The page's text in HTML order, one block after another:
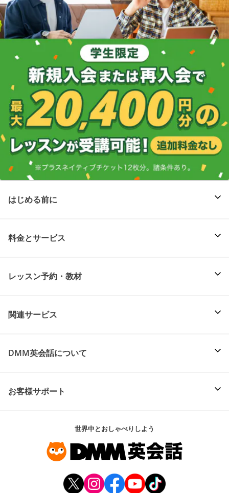
はじめる前に
料金とサービス
レッスン予約・教材
関連サービス
DMM英会話について
お客様サポート
世界中とおしゃべりしよう